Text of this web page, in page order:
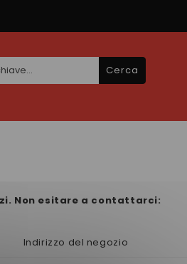
Cerca
Non esitare a contattarci:
Indirizzo del negozio